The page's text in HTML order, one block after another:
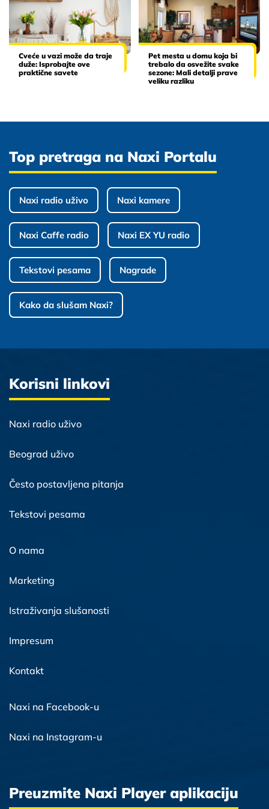
Cveće u vazi može da traje
duže: Isprobajte ove
praktične savete
Pet mesta u domu koja bi
trebalo da osvežite svake
sezone: Mali detalji prave
veliku razliku
Top pretraga na Naxi Portalu
Naxi radio uživo Naxi kamere
Naxi Caffe radio Naxi EX YU radio
Tekstovi pesama Nagrade
Kako da slušam Naxi?
Korisni linkovi
Naxi radio uživo
Beograd uživo
Često postavljena pitanja
Tekstovi pesama
O nama
Marketing
Istraživanja slušanosti
Impresum
Kontakt
Naxi na Facebook-u
Naxi na Instagram-u
Preuzmite Naxi Player aplikaciju